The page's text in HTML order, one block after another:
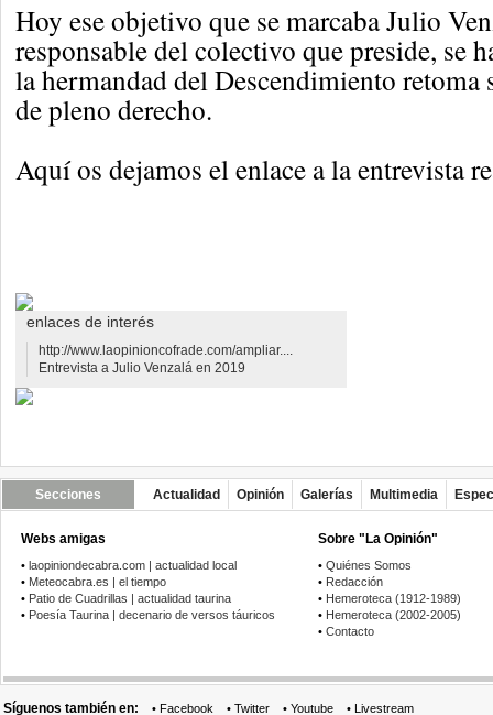
Hoy ese objetivo que se marcaba Julio
responsable del colectivo que preside, se
la hermandad del Descendimiento retoma
de pleno derecho.
Aquí os dejamos el enlace a la entrevista
enlaces de interés
http://www.laopinioncofrade.com/ampliar....
Entrevista a Julio Venzalá en 2019
Secciones Actualidad Opinión Galerías Multimedia
Webs amigas
• laopiniondecabra.com | actualidad local
• Meteocabra.es | el tiempo
• Patio de Cuadrillas | actualidad taurina
• Poesía Taurina | decenario de versos táuricos
Sobre "La Opinión"
• Quiénes Somos
• Redacción
• Hemeroteca (1912-1989)
• Hemeroteca (2002-2005)
• Contacto
Síguenos también en: • Facebook • Twitter • Youtube • Livestream